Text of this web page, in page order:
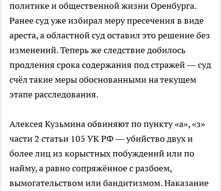
политике и общественной жизни Оренбурга.
Ранее суд уже избирал меру пресечения в виде
ареста, а областной суд оставил это решение без
изменений. Теперь же следствие добилось
продления срока содержания под стражей — суд
счёл такие меры обоснованными на текущем
этапе расследования.
Алексея Кузьмина обвиняют по пункту «а», «з»
части 2 статьи 105 УК РФ — убийство двух и
более лиц из корыстных побуждений или по
найму, а равно сопряжённое с разбоем,
вымогательством или бандитизмом. Наказание